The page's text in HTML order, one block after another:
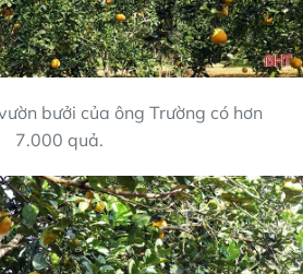
bưởi của ông Trường có hơn
7.000 quả.